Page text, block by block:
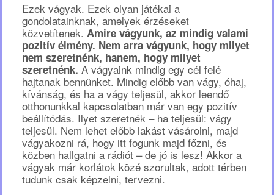
Ezek vágyak. Ezek olyan játékai a
gondolatainknak, amelyek érzéseket
közvetítenek. Amire vágyunk, az mindig valami
pozitív élmény. Nem arra vágyunk, hogy milyet
nem szeretnénk, hanem, hogy milyet
szeretnénk. A vágyaink mindig egy cél felé
hajtanak bennünket. Mindig előbb van vágy, óhaj,
kívánság, és ha a vágy teljesül, akkor leendő
otthonunkkal kapcsolatban már van egy pozitív
beállítódás. Ilyet szeretnék – ha teljesül: vágy
teljesül. Nem lehet előbb lakást vásárolni, majd
vágyakozni rá, hogy itt fogunk majd főzni, és
közben hallgatni a rádiót – de jó is lesz! Akkor a
vágyak már korlátok közé szorultak, adott térben
tudunk csak képzelni, tervezni.